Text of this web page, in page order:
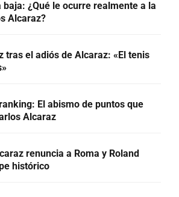
¿Qué le ocurre realmente a la
Alcaraz?
tras el adiós de Alcaraz: «El tenis
El abismo de puntos que
Alcaraz
renuncia a Roma y Roland
histórico